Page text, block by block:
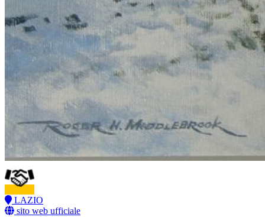
LAZIO
sito web ufficiale